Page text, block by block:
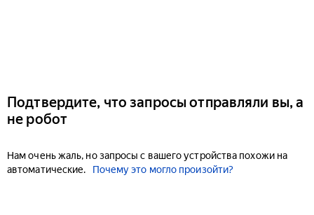
Подтвердите, что запросы отправляли вы, а
не робот
Нам очень жаль, но запросы с вашего устройства похожи на
автоматические.
Почему это могло произойти?